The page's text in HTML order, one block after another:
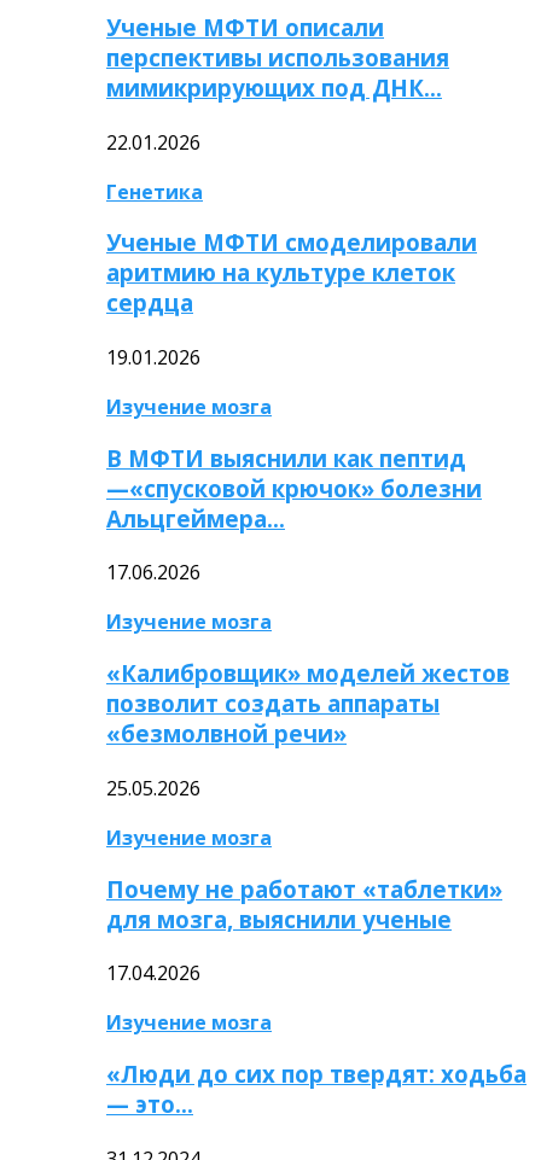
Ученые МФТИ описали
перспективы использования
мимикрирующих под ДНК…
22.01.2026
Генетика
Ученые МФТИ смоделировали
аритмию на культуре клеток
сердца
19.01.2026
Изучение мозга
В МФТИ выяснили как пептид
—«спусковой крючок» болезни
Альцгеймера…
17.06.2026
Изучение мозга
«Калибровщик» моделей жестов
позволит создать аппараты
«безмолвной речи»
25.05.2026
Изучение мозга
Почему не работают «таблетки»
для мозга, выяснили ученые
17.04.2026
Изучение мозга
«Люди до сих пор твердят: ходьба
— это…